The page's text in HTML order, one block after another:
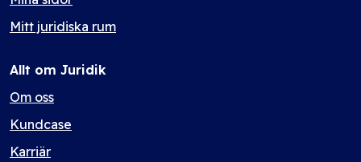
Mitt juridiska rum
Allt om Juridik
Om oss
Kundcase
Karriär